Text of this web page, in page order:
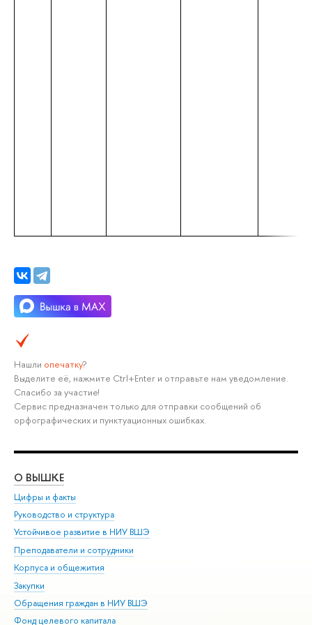
Нашли опечатку?
Выделите её, нажмите Ctrl+Enter и отправьте нам уведомление.
Спасибо за участие!
Сервис предназначен только для отправки сообщений об
орфографических и пунктуационных ошибках.
О ВЫШКЕ
Цифры и факты
Руководство и структура
Устойчивое развитие в НИУ ВШЭ
Преподаватели и сотрудники
Корпуса и общежития
Закупки
Обращения граждан в НИУ ВШЭ
Фонд целевого капитала